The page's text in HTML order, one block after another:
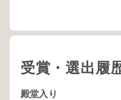
受賞・選出履
殿堂入り